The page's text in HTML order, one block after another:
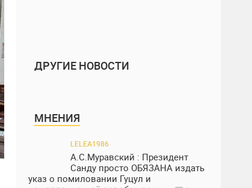
ДРУГИЕ НОВОСТИ
МНЕНИЯ
LELEA1986
А.С.Муравский : Президент
Санду просто ОБЯЗАНА издать
указ о помиловании Гуцул и